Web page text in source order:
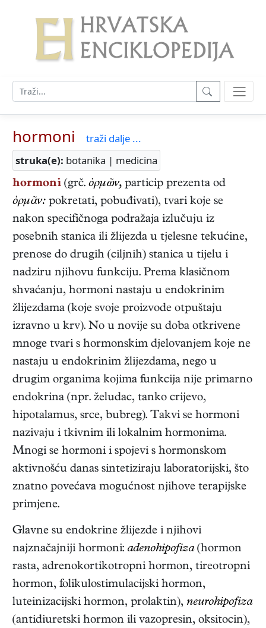
hormoni
traži dalje ...
struka(e): botanika | medicina
hormoni (grč. ὁρμῶν, particip prezenta od
ὁρμᾶν: pokretati, pobuđivati), tvari koje se
nakon specifičnoga podražaja izlučuju iz
posebnih stanica ili žlijezda u tjelesne tekućine,
prenose do drugih (ciljnih) stanica u tijelu i
nadziru njihovu funkciju. Prema klasičnom
shvaćanju, hormoni nastaju u endokrinim
žlijezdama (koje svoje proizvode otpuštaju
izravno u krv). No u novije su doba otkrivene
mnoge tvari s hormonskim djelovanjem koje ne
nastaju u endokrinim žlijezdama, nego u
drugim organima kojima funkcija nije primarno
endokrina (npr. želudac, tanko crijevo,
hipotalamus, srce, bubreg). Takvi se hormoni
nazivaju i tkivnim ili lokalnim hormonima.
Mnogi se hormoni i spojevi s hormonskom
aktivnošću danas sintetiziraju laboratorijski, što
znatno povećava mogućnost njihove terapijske
primjene.
Glavne su endokrine žlijezde i njihovi
najznačajniji hormoni: adenohipofiza(hormon
rasta, adrenokortikotropni hormon, tireotropni
hormon, folikulostimulacijski hormon,
luteinizacijski hormon, prolaktin), neurohipofiza
(antidiuretski hormon ili vazopresin, oksitocin),